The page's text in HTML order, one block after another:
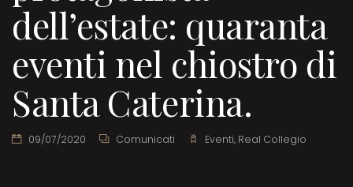
dell’estate: quaranta
eventi nel chiostro di
Santa Caterina.
09/07/2020 Comunicati Eventi, Real Collegio